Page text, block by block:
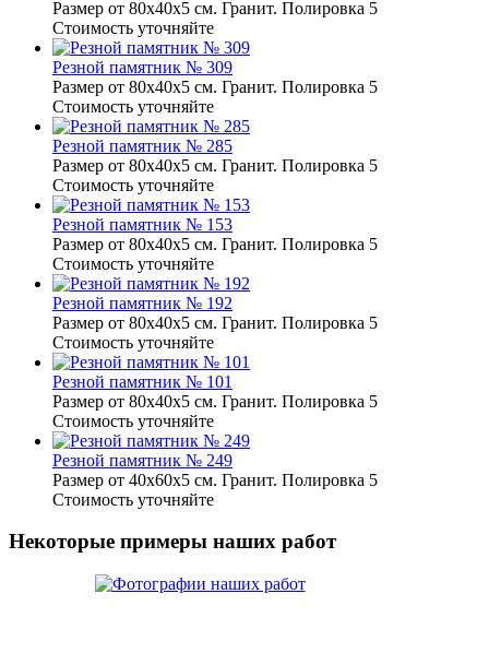
Размер от 80х40х5 см. Гранит. Полировка 5
Стоимость уточняйте
Резной памятник № 309
Размер от 80х40х5 см. Гранит. Полировка 5
Стоимость уточняйте
Резной памятник № 285
Размер от 80х40х5 см. Гранит. Полировка 5
Стоимость уточняйте
Резной памятник № 153
Размер от 80х40х5 см. Гранит. Полировка 5
Стоимость уточняйте
Резной памятник № 192
Размер от 80х40х5 см. Гранит. Полировка 5
Стоимость уточняйте
Резной памятник № 101
Размер от 80х40х5 см. Гранит. Полировка 5
Стоимость уточняйте
Резной памятник № 249
Размер от 40х60х5 см. Гранит. Полировка 5
Стоимость уточняйте
Некоторые примеры наших работ